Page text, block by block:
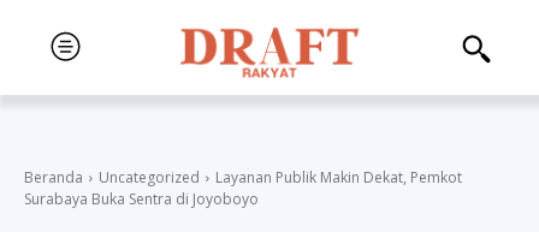
Beranda Uncategorized
Layanan Publik Makin Dekat, Pemkot
Surabaya Buka Sentra di Joyoboyo